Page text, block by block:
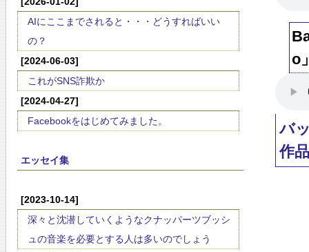
AIにここまでされると・・・どうすればいい
の？
[2024-06-03]
これがSNS詐欺か
[2024-04-27]
Facebookをはじめてみました。
エッセイ集
[2023-10-14]
深々と沈潜していくようなクナッパーツブッシ
ュの音楽を必要とする人は多いのでしょう
o
バ
作品